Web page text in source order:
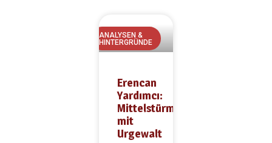
ANALYSEN &
HINTERGRÜNDE
Erencan
Yardımcı:
Mittelstürmer
mit
Urgewalt